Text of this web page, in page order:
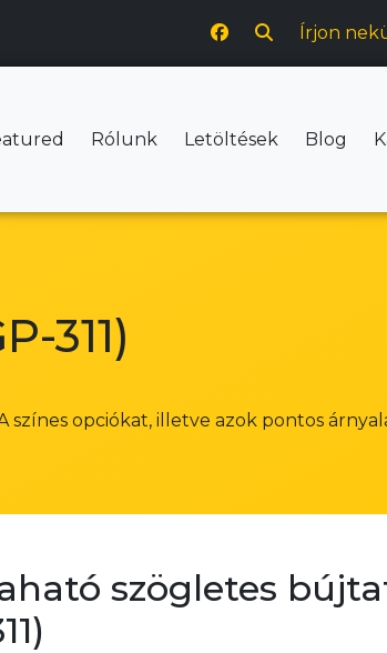
Írjon
Rólunk Letöltések Blog
311)
opciókat, illetve azok pontos
szögletes